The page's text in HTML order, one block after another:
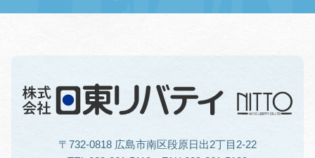
〒732-0818 広島市南区段原日出2丁目2-22